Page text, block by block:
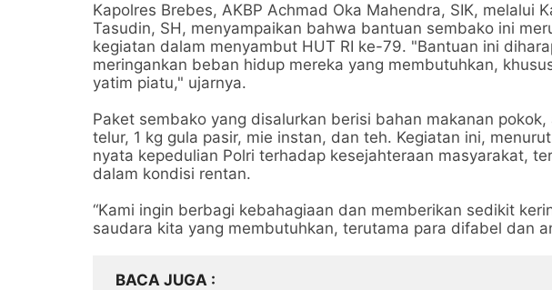
Kapolres Brebes, AKBP Achmad Oka Mahendra, SIK, melalui
Tasudin, SH, menyampaikan bahwa bantuan sembako ini
kegiatan dalam menyambut HUT RI ke-79. "Bantuan ini
meringankan beban hidup mereka yang membutuhkan,
yatim piatu," ujarnya.
Paket sembako yang disalurkan berisi bahan makanan
telur, 1 kg gula pasir, mie instan, dan teh. Kegiatan ini,
nyata kepedulian Polri terhadap kesejahteraan masyarakat,
dalam kondisi rentan.
“Kami ingin berbagi kebahagiaan dan memberikan sedikit
saudara kita yang membutuhkan, terutama para difabel dan
BACA JUGA